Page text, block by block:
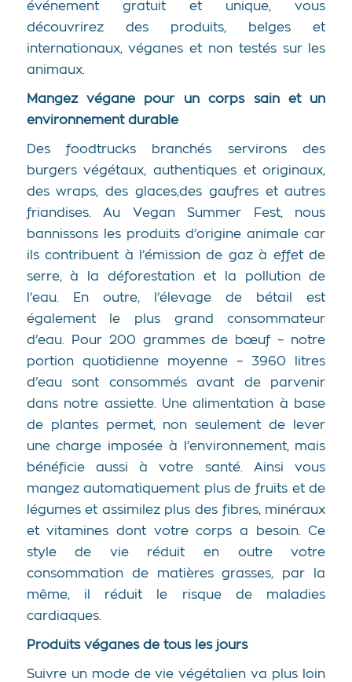
événement gratuit et unique, vous
découvrirez des produits, belges et
internationaux, véganes et non testés sur les
animaux.
Mangez végane pour un corps sain et un
environnement durable
Des foodtrucks branchés servirons des
burgers végétaux, authentiques et originaux,
des wraps, des glaces,des gaufres et autres
friandises. Au Vegan Summer Fest, nous
bannissons les produits d’origine animale car
ils contribuent à l’émission de gaz à effet de
serre, à la déforestation et la pollution de
l’eau. En outre, l’élevage de bétail est
également le plus grand consommateur
d’eau. Pour 200 grammes de bœuf – notre
portion quotidienne moyenne – 3960 litres
d’eau sont consommés avant de parvenir
dans notre assiette. Une alimentation à base
de plantes permet, non seulement de lever
une charge imposée à l’environnement, mais
bénéficie aussi à votre santé. Ainsi vous
mangez automatiquement plus de fruits et de
légumes et assimilez plus des fibres, minéraux
et vitamines dont votre corps a besoin. Ce
style de vie réduit en outre votre
consommation de matières grasses, par la
même, il réduit le risque de maladies
cardiaques.
Produits véganes de tous les jours
Suivre un mode de vie végétalien va plus loin